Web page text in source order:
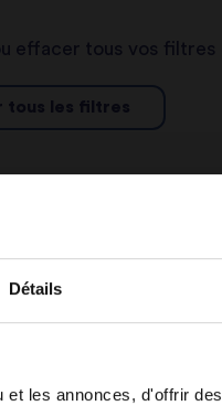
Détails
les annonces, d'offrir
effacer tous vos filtres
tous les filtres